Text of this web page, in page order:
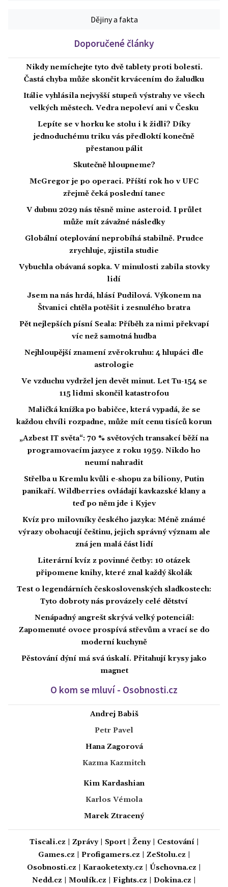
Dějiny a fakta
Doporučené články
Nikdy nemíchejte tyto dvě tablety proti bolesti.
Častá chyba může skončit krvácením do žaludku
Itálie vyhlásila nejvyšší stupeň výstrahy ve všech
velkých městech. Vedra nepoleví ani v Česku
Lepíte se v horku ke stolu i k židli? Díky
jednoduchému triku vás předloktí konečně
přestanou pálit
Skutečně hloupneme?
McGregor je po operaci. Příští rok ho v UFC
zřejmě čeká poslední tanec
V dubnu 2029 nás těsně mine asteroid. I průlet
může mít závažné následky
Globální oteplování neprobíhá stabilně. Prudce
zrychluje, zjistila studie
Vybuchla obávaná sopka. V minulosti zabila stovky
lidí
Jsem na nás hrdá, hlásí Pudilová. Výkonem na
Štvanici chtěla potěšit i zesnulého bratra
Pět nejlepších písní Seala: Příběh za nimi překvapí
víc než samotná hudba
Nejhloupější znamení zvěrokruhu: 4 hlupáci dle
astrologie
Ve vzduchu vydržel jen devět minut. Let Tu-154 se
115 lidmi skončil katastrofou
Maličká knížka po babičce, která vypadá, že se
každou chvíli rozpadne, může mít cenu tisíců korun
„Azbest IT světa“: 70 % světových transakcí běží na
programovacím jazyce z roku 1959. Nikdo ho
neumí nahradit
Střelba u Kremlu kvůli e-shopu za biliony, Putin
panikaří. Wildberries ovládají kavkazské klany a
teď po něm jde i Kyjev
Kvíz pro milovníky českého jazyka: Méně známé
výrazy obohacují češtinu, jejich správný význam ale
zná jen malá část lidí
Literární kvíz z povinné četby: 10 otázek
připomene knihy, které znal každý školák
Test o legendárních československých sladkostech:
Tyto dobroty nás provázely celé dětství
Nenápadný angrešt skrývá velký potenciál:
Zapomenuté ovoce prospívá střevům a vrací se do
moderní kuchyně
Pěstování dýní má svá úskalí. Přitahují krysy jako
magnet
O kom se mluví - Osobnosti.cz
Andrej Babiš
Petr Pavel
Hana Zagorová
Kazma Kazmitch
Kim Kardashian
Karlos Vémola
Marek Ztracený
Tiscali.cz Zprávy| Sport| Ženy| Cestování|
Games.cz
Profigamers.cz ZeStolu.cz
Osobnosti.cz
Karaoketexty.cz Úschovna.cz
Nedd.cz
Moulík.cz Fights.cz Dokina.cz